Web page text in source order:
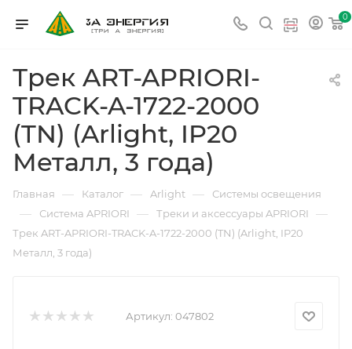
0
Трек ART-APRIORI-
TRACK-A-1722-2000
(TN) (Arlight, IP20
Металл, 3 года)
Главная — Каталог — Arlight — Системы освещения
— Система APRIORI — Треки и аксессуары APRIORI —
Трек ART-APRIORI-TRACK-A-1722-2000 (TN) (Arlight, IP20
Металл, 3 года)
Артикул: 047802